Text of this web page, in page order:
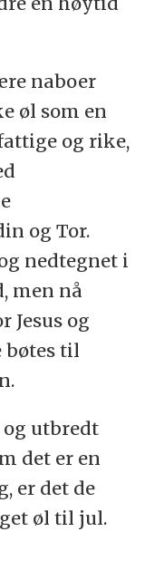
naboer
øl som en
og rike,
og Tor.
nedtegnet i
men nå
og
bøtes til
og utbredt
det er en
er det de
øl til jul.